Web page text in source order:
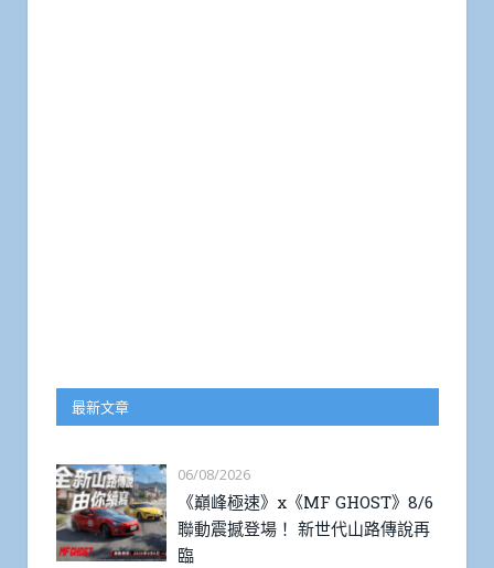
最新文章
06/08/2026
《巔峰極速》x《MF GHOST》8/6
聯動震撼登場！ 新世代山路傳說再
臨